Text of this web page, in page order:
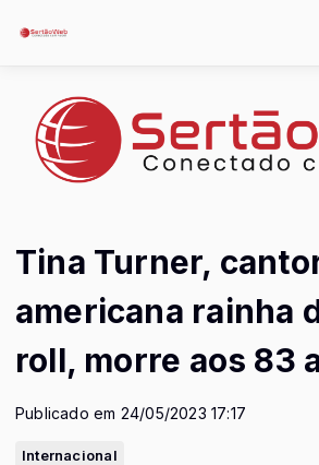
Tina Turner,
americana rainha
roll, morre aos 83
Publicado em 24/05/2023 17:17
Internacional